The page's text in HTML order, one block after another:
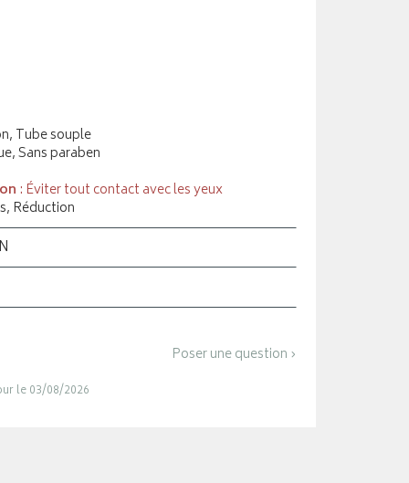
Tube souple
Sans paraben
: Éviter tout contact avec les yeux
Réduction
Poser une question ›
le 03/08/2026